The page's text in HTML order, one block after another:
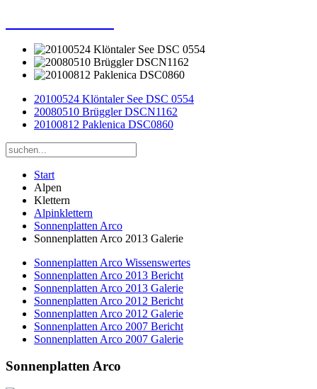
20100524 Klöntaler See DSC 0554
20080510 Brüggler DSCN1162
20100812 Paklenica DSC0860
Start
Alpen
Klettern
Alpinklettern
Sonnenplatten Arco
Sonnenplatten Arco 2013 Galerie
Sonnenplatten Arco Wissenswertes
Sonnenplatten Arco 2013 Bericht
Sonnenplatten Arco 2013 Galerie
Sonnenplatten Arco 2012 Bericht
Sonnenplatten Arco 2012 Galerie
Sonnenplatten Arco 2007 Bericht
Sonnenplatten Arco 2007 Galerie
Sonnenplatten Arco